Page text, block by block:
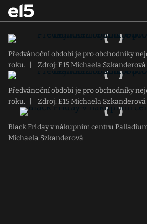
Předvánoční období je pro obchodníky
roku.
Zdroj: E15 Michaela Szkanderová
Předvánoční období je pro obchodníky
roku.
Zdroj: E15 Michaela Szkanderová
Black Friday v nákupním centru
Michaela Szkanderová